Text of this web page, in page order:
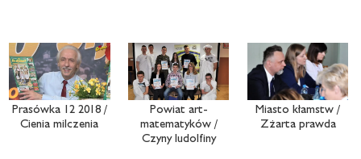
Prasówka 12 2018 /
Cienia milczenia
Powiat art-
matematyków /
Czyny ludolfiny
Miasto kłamstw /
Zżarta prawda